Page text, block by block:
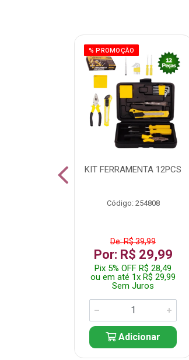
% PROMOÇÃO
KIT FERRAMENTA 12PCS
Código: 254808
De: R$ 39,99
Por: R$ 29,99
Pix 5% OFF R$ 28,49
ou em até 1x R$ 29,99
Sem Juros
Adicionar